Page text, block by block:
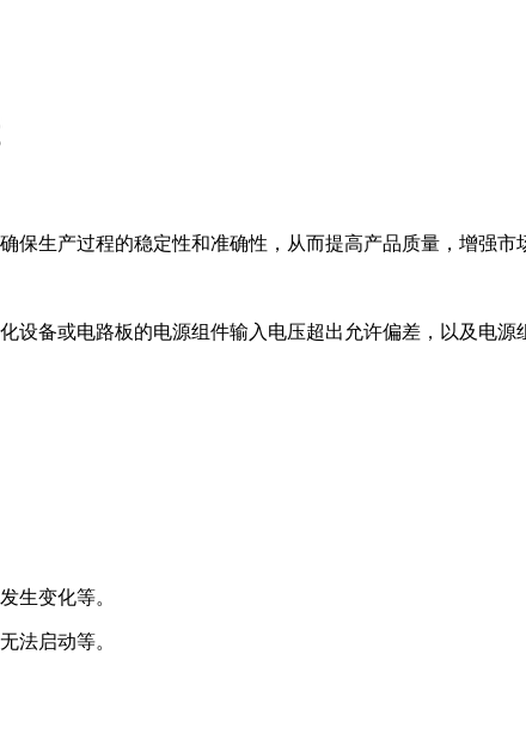
生产过程的稳定性和准确性，从而提高产品质量，增强市
备或电路板的电源组件输入电压超出允许偏差，以及电源
生变化等。
法启动等。